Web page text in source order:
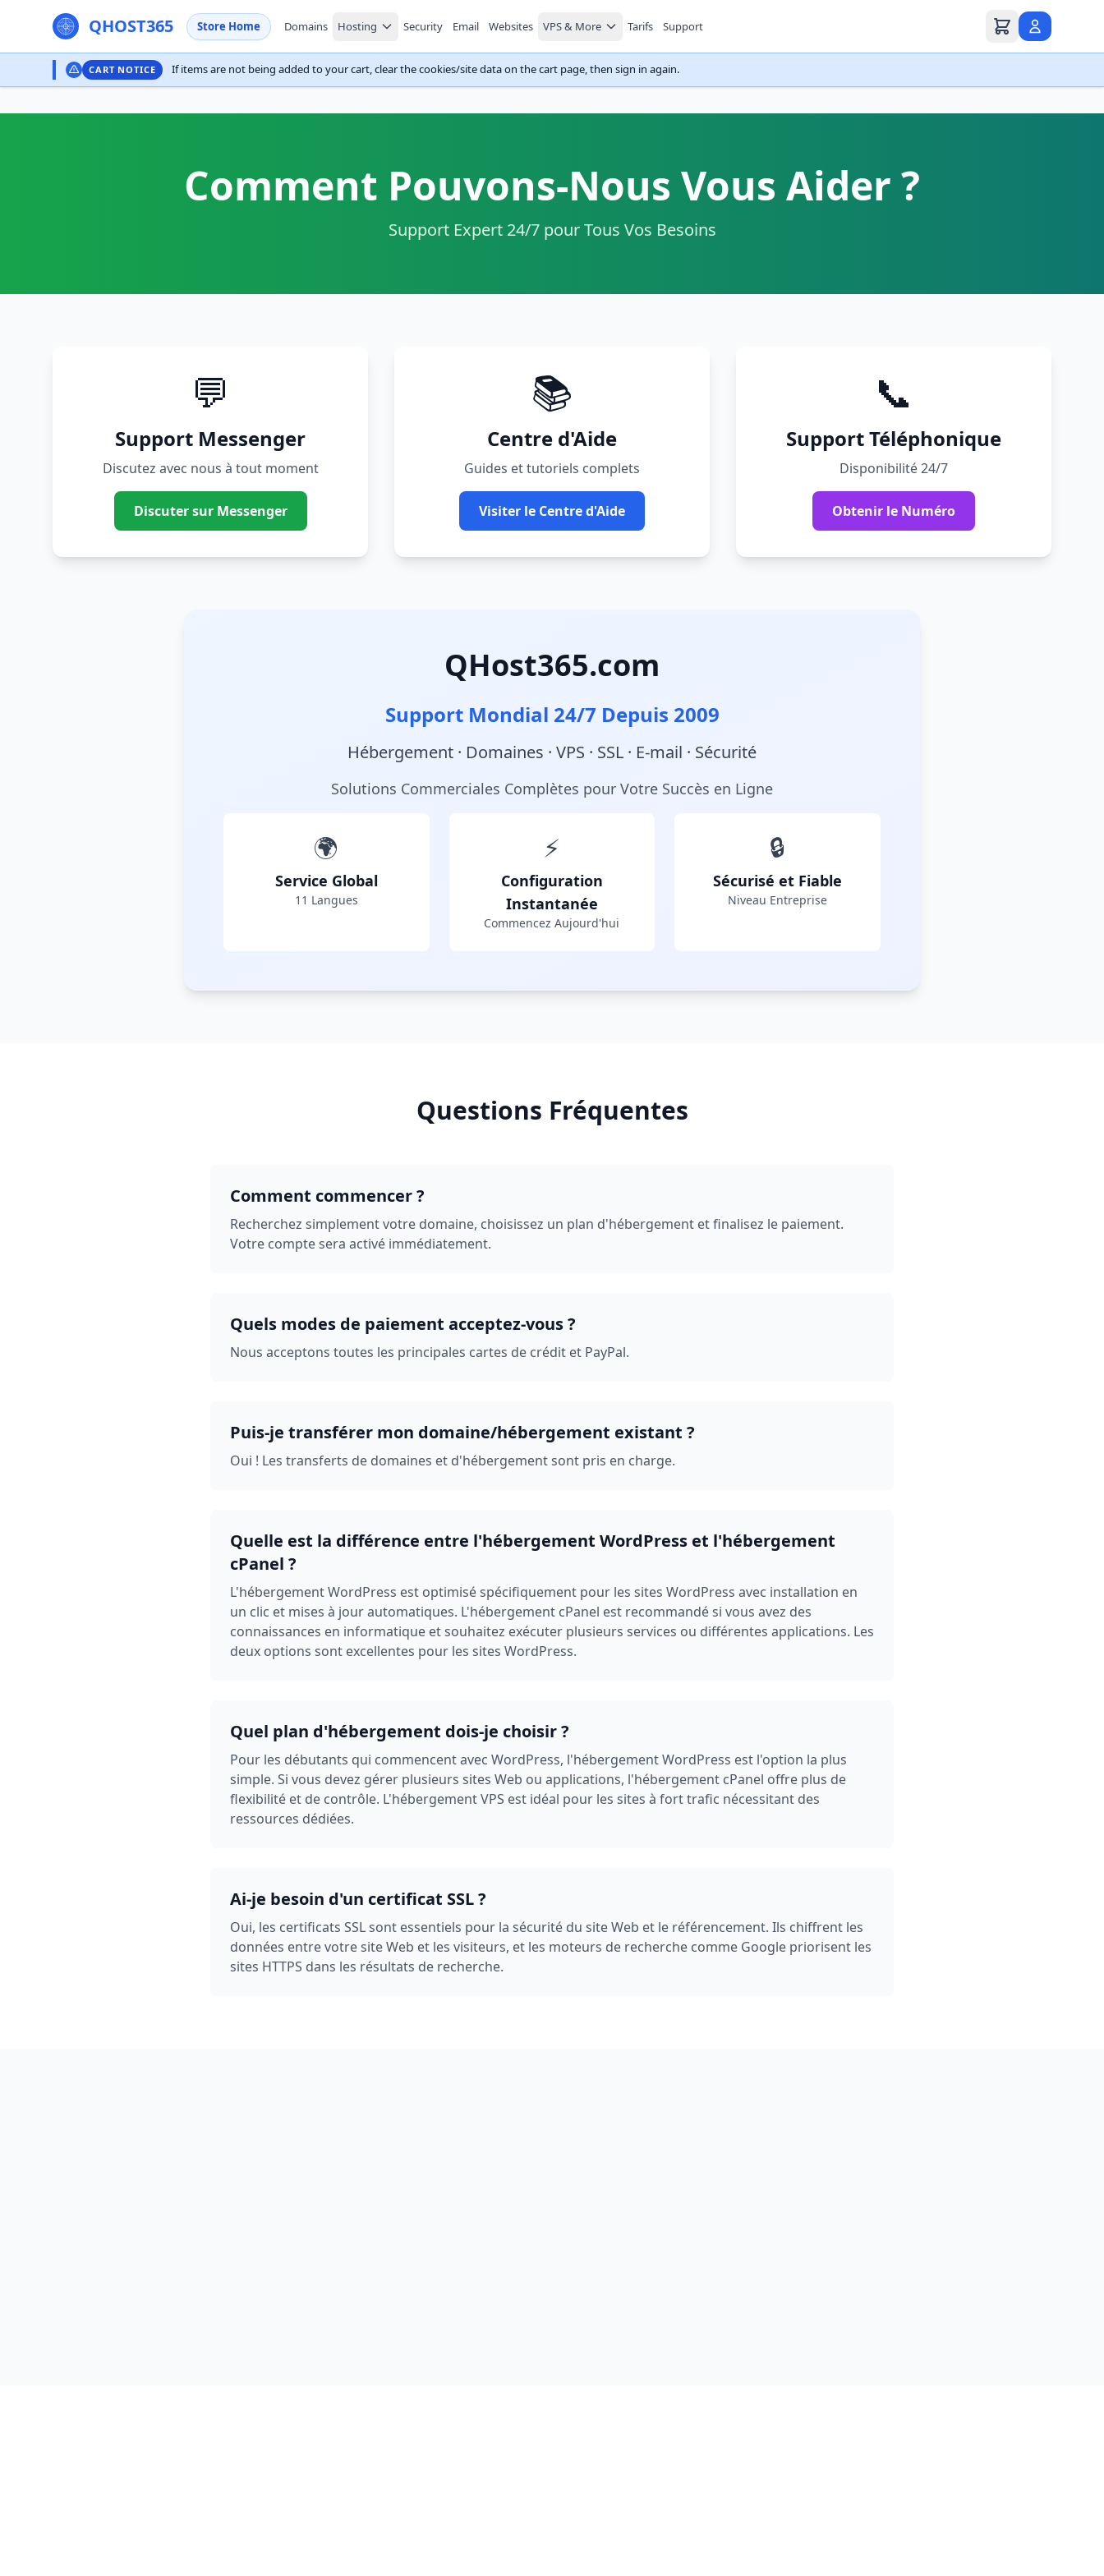
QHOST365 Store Home Domains Hosting Security Email Websites VPS & More Tarifs Support
CART NOTICE If items are not being added to your cart, clear the cookies/site data on the cart page, then sign in again.
Comment Pouvons-Nous Vous Aider ?
Support Expert 24/7 pour Tous Vos Besoins
💬
Support Messenger
Discutez avec nous à tout moment
Discuter sur Messenger
📚
Centre d'Aide
Guides et tutoriels complets
Visiter le Centre d'Aide
📞
Support Téléphonique
Disponibilité 24/7
Obtenir le Numéro
QHost365.com
Support Mondial 24/7 Depuis 2009
Hébergement · Domaines · VPS · SSL · E-mail · Sécurité
Solutions Commerciales Complètes pour Votre Succès en Ligne
🌍
Service Global
11 Langues
⚡
Configuration
Instantanée
Commencez Aujourd'hui
🔒
Sécurisé et Fiable
Niveau Entreprise
Questions Fréquentes
Comment commencer ?
Recherchez simplement votre domaine, choisissez un plan d'hébergement et finalisez le paiement.
Votre compte sera activé immédiatement.
Quels modes de paiement acceptez-vous ?
Nous acceptons toutes les principales cartes de crédit et PayPal.
Puis-je transférer mon domaine/hébergement existant ?
Oui ! Les transferts de domaines et d'hébergement sont pris en charge.
Quelle est la différence entre l'hébergement WordPress et l'hébergement
cPanel ?
L'hébergement WordPress est optimisé spécifiquement pour les sites WordPress avec installation en
un clic et mises à jour automatiques. L'hébergement cPanel est recommandé si vous avez des
connaissances en informatique et souhaitez exécuter plusieurs services ou différentes applications. Les
deux options sont excellentes pour les sites WordPress.
Quel plan d'hébergement dois-je choisir ?
Pour les débutants qui commencent avec WordPress, l'hébergement WordPress est l'option la plus
simple. Si vous devez gérer plusieurs sites Web ou applications, l'hébergement cPanel offre plus de
flexibilité et de contrôle. L'hébergement VPS est idéal pour les sites à fort trafic nécessitant des
ressources dédiées.
Ai-je besoin d'un certificat SSL ?
Oui, les certificats SSL sont essentiels pour la sécurité du site Web et le référencement. Ils chiffrent les
données entre votre site Web et les visiteurs, et les moteurs de recherche comme Google priorisent les
sites HTTPS dans les résultats de recherche.